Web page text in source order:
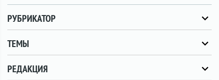
РУБРИКАТОР
ТЕМЫ
РЕДАКЦИЯ